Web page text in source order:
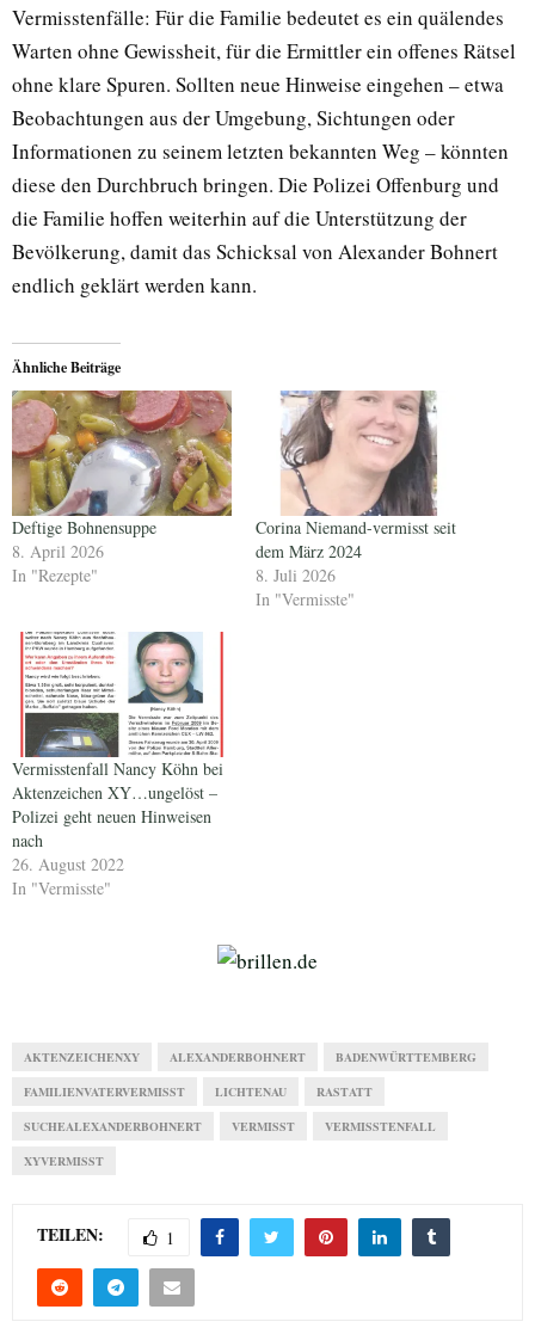
Vermisstenfälle: Für die Familie bedeutet es ein quälendes
Warten ohne Gewissheit, für die Ermittler ein offenes Rätsel
ohne klare Spuren. Sollten neue Hinweise eingehen – etwa
Beobachtungen aus der Umgebung, Sichtungen oder
Informationen zu seinem letzten bekannten Weg – könnten
diese den Durchbruch bringen. Die Polizei Offenburg und
die Familie hoffen weiterhin auf die Unterstützung der
Bevölkerung, damit das Schicksal von Alexander Bohnert
endlich geklärt werden kann.
Ähnliche Beiträge
Deftige Bohnensuppe
8. April 2026
In "Rezepte"
Corina Niemand-vermisst seit
dem März 2024
8. Juli 2026
In "Vermisste"
Vermisstenfall Nancy Köhn bei
Aktenzeichen XY…ungelöst –
Polizei geht neuen Hinweisen
nach
26. August 2022
In "Vermisste"
AKTENZEICHENXY ALEXANDERBOHNERT BADENWÜRTTEMBERG
FAMILIENVATERVERMISST LICHTENAU RASTATT
SUCHEALEXANDERBOHNERT VERMISST VERMISSTENFALL
XYVERMISST
TEILEN: 1